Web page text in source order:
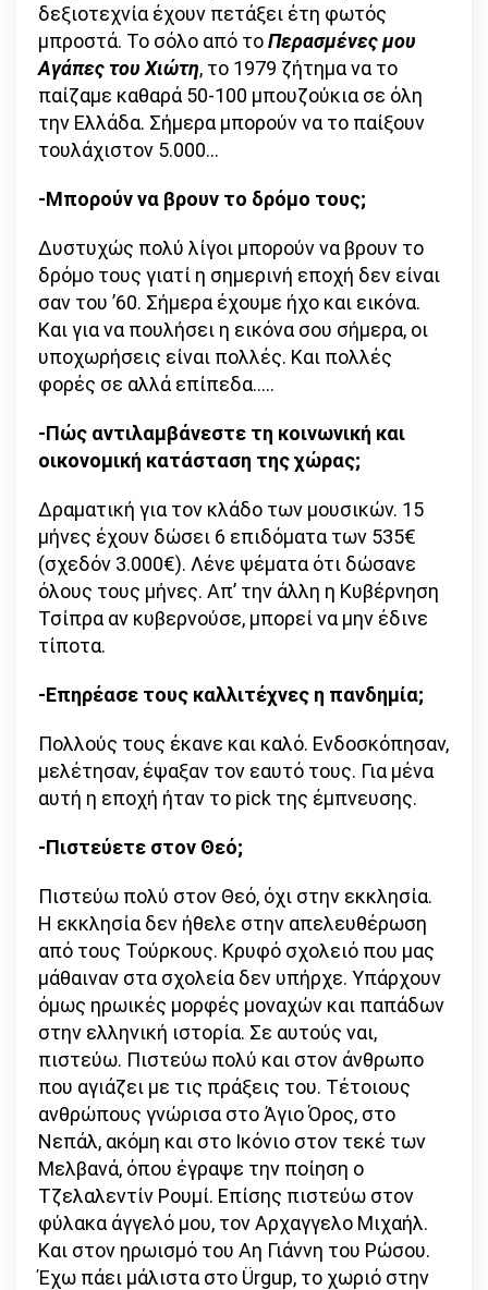
δεξιοτεχνία έχουν πετάξει έτη φωτός
μπροστά. Το σόλο από τοΠερασμένες μου
Αγάπες του Χιώτη, το 1979 ζήτημα να το
παίζαμε καθαρά 50-100 μπουζούκια σε όλη
την Ελλάδα. Σήμερα μπορούν να το παίξουν
τουλάχιστον 5.000…
-Μπορούν να βρουν το δρόμο τους;
Δυστυχώς πολύ λίγοι μπορούν να βρουν το
δρόμο τους γιατί η σημερινή εποχή δεν είναι
σαν του ’60. Σήμερα έχουμε ήχο και εικόνα.
Και για να πουλήσει η εικόνα σου σήμερα, οι
υποχωρήσεις είναι πολλές. Και πολλές
φορές σε αλλά επίπεδα…..
-Πώς αντιλαμβάνεστε τη κοινωνική και
οικονομική κατάσταση της χώρας;
Δραματική για τον κλάδο των μουσικών. 15
μήνες έχουν δώσει 6 επιδόματα των 535€
(σχεδόν 3.000€). Λένε ψέματα ότι δώσανε
όλους τους μήνες. Απ’ την άλλη η Κυβέρνηση
Τσίπρα αν κυβερνούσε, μπορεί να μην έδινε
τίποτα.
-Επηρέασε τους καλλιτέχνες η πανδημία;
Πολλούς τους έκανε και καλό. Ενδοσκόπησαν,
μελέτησαν, έψαξαν τον εαυτό τους. Για μένα
αυτή η εποχή ήταν το pick της έμπνευσης.
-Πιστεύετε στον Θεό;
Πιστεύω πολύ στον Θεό, όχι στην εκκλησία.
Η εκκλησία δεν ήθελε στην απελευθέρωση
από τους Τούρκους. Κρυφό σχολειό που μας
μάθαιναν στα σχολεία δεν υπήρχε. Υπάρχουν
όμως ηρωικές μορφές μοναχών και παπάδων
στην ελληνική ιστορία. Σε αυτούς ναι,
πιστεύω. Πιστεύω πολύ και στον άνθρωπο
που αγιάζει με τις πράξεις του. Τέτοιους
ανθρώπους γνώρισα στο Άγιο Όρος, στο
Νεπάλ, ακόμη και στο Ικόνιο στον τεκέ των
Μελβανά, όπου έγραψε την ποίηση ο
Τζελαλεντίν Ρουμί. Επίσης πιστεύω στον
φύλακα άγγελό μου, τον Αρχαγγελο Μιχαήλ.
Και στον ηρωισμό του Αη Γιάννη του Ρώσου.
Έχω πάει μάλιστα στο Ürgup, το χωριό στην